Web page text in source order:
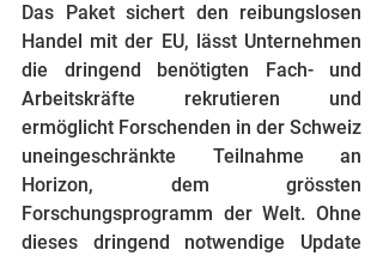
Das Paket sichert den reibungslosen
Handel mit der EU, lässt Unternehmen
die dringend benötigten Fach- und
Arbeitskräfte rekrutieren und
ermöglicht Forschenden in der Schweiz
uneingeschränkte Teilnahme an
Horizon, dem grössten
Forschungsprogramm der Welt. Ohne
dieses dringend notwendige Update